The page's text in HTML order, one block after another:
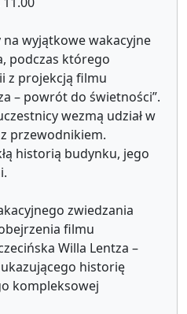
wyjątkowe wakacyjne
podczas którego
z projekcją filmu
– powrót do świetności”.
wezmą udział w
przewodnikiem.
historią budynku, jego
zwiedzania
filmu
Willa Lentza –
historię
kompleksowej